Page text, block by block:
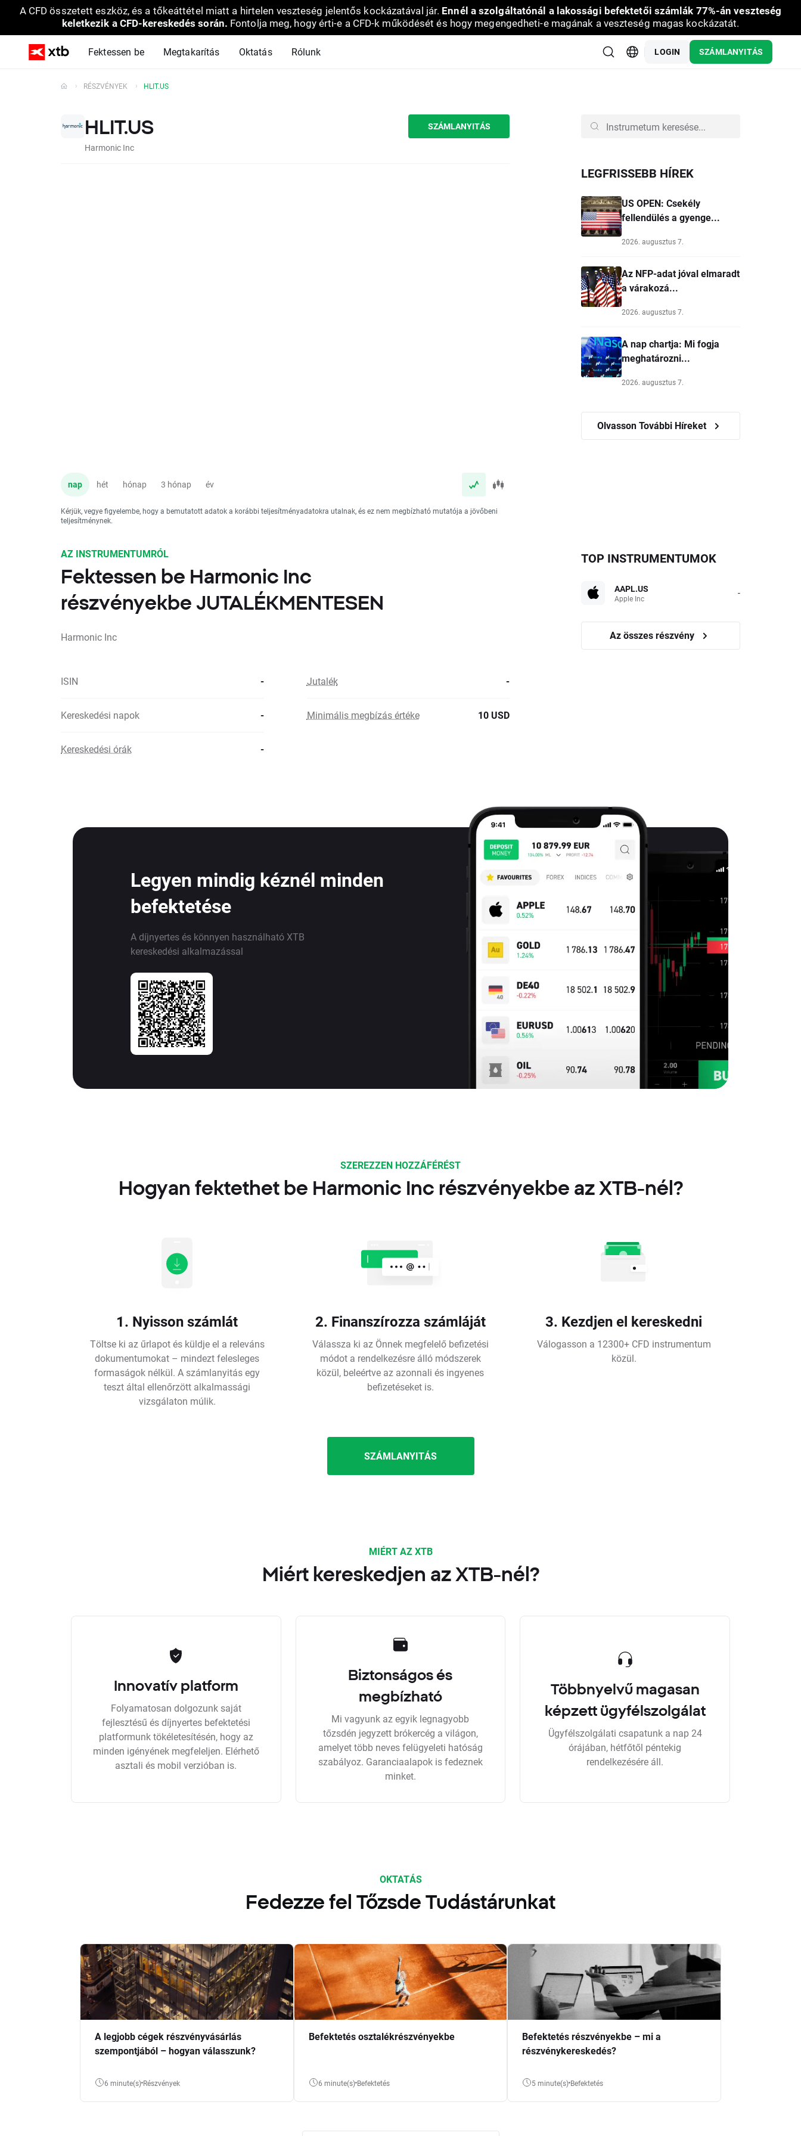
A CFD összetett eszköz, és a tőkeáttétel miatt a hirtelen veszteség jelentős kockázatával jár. Ennél a szolgáltatónál a lakossági befektetői számlák 77%-án veszteség
keletkezik a CFD-kereskedés során. Fontolja meg, hogy érti-e a CFD-k működését és hogy megengedheti-e magának a veszteség magas kockázatát.
Fektessen be Megtakarítás Oktatás Rólunk LOGIN SZÁMLANYITÁS
RÉSZVÉNYEK HLIT.US
HLIT.US
Harmonic Inc
SZÁMLANYITÁS
nap hét hónap 3 hónap év
Kérjük, vegye figyelembe, hogy a bemutatott adatok a korábbi teljesítményadatokra utalnak, és ez nem megbízható mutatója a jövőbeni
teljesítménynek.
LEGFRISSEBB HÍREK
US OPEN: Csekély
fellendülés a gyenge...
2026. augusztus 7.
Az NFP-adat jóval elmaradt
a várakozá...
2026. augusztus 7.
A nap chartja: Mi fogja
meghatározni...
2026. augusztus 7.
Olvasson További Híreket
AZ INSTRUMENTUMRÓL
Fektessen be Harmonic Inc
részvényekbe JUTALÉKMENTESEN
Harmonic Inc
ISIN - Jutalék -
Kereskedési napok - Minimális megbízás értéke 10 USD
Kereskedési órák -
TOP INSTRUMENTUMOK
AAPL.US
Apple Inc -
Az összes részvény
Legyen mindig kéznél minden
befektetése
A díjnyertes és könnyen használható XTB
kereskedési alkalmazással
SZEREZZEN HOZZÁFÉRÉST
Hogyan fektethet be Harmonic Inc részvényekbe az XTB-nél?
1. Nyisson számlát
Töltse ki az űrlapot és küldje el a releváns
dokumentumokat – mindezt felesleges
formaságok nélkül. A számlanyitás egy
teszt által ellenőrzött alkalmassági
vizsgálaton múlik.
2. Finanszírozza számláját
Válassza ki az Önnek megfelelő befizetési
módot a rendelkezésre álló módszerek
közül, beleértve az azonnali és ingyenes
befizetéseket is.
3. Kezdjen el kereskedni
Válogasson a 12300+ CFD instrumentum
közül.
SZÁMLANYITÁS
MIÉRT AZ XTB
Miért kereskedjen az XTB-nél?
Innovatív platform
Folyamatosan dolgozunk saját
fejlesztésű és díjnyertes befektetési
platformunk tökéletesítésén, hogy az
minden igényének megfeleljen. Elérhető
asztali és mobil verzióban is.
Biztonságos és
megbízható
Mi vagyunk az egyik legnagyobb
tőzsdén jegyzett brókercég a világon,
amelyet több neves felügyeleti hatóság
szabályoz. Garanciaalapok is fedeznek
minket.
Többnyelvű magasan
képzett ügyfélszolgálat
Ügyfélszolgálati csapatunk a nap 24
órájában, hétfőtől péntekig
rendelkezésére áll.
OKTATÁS
Fedezze fel Tőzsde Tudástárunkat
A legjobb cégek részvényvásárlás
szempontjából – hogyan válasszunk?
6 minute(s) Részvények
Befektetés osztalékrészvényekbe
6 minute(s) Befektetés
Befektetés részvényekbe – mi a
részvénykereskedés?
5 minute(s) Befektetés